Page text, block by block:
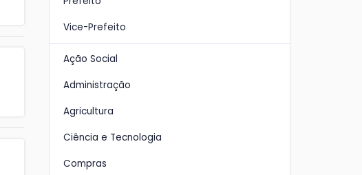
Vice-Prefeito
Ação Social
Administração
Agricultura
Ciência e Tecnologia
Compras